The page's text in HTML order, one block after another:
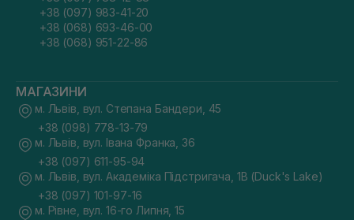
+38 (097) 983-41-20
+38 (068) 693-46-00
+38 (068) 951-22-86
МАГАЗИНИ
м. Львів, вул. Степана Бандери, 45
+38 (098) 778-13-79
м. Львів, вул. Івана Франка, 36
+38 (097) 611-95-94
м. Львів, вул. Академіка Підстригача, 1В (Duck's Lake)
+38 (097) 101-97-16
м. Рівне, вул. 16-го Липня, 15